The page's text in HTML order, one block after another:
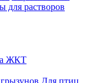
растворов
ЖКТ
Для птиц